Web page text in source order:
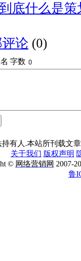
底什么是策
论 (0)
字数
有人.本站所刊载文
关于我们 版权声明
© 网络营销网 2007-
鲁